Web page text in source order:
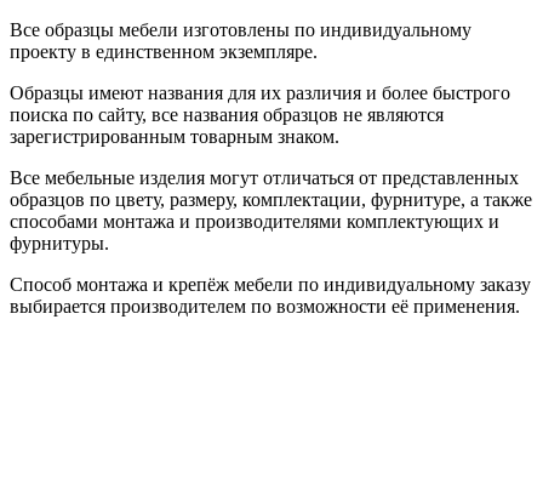
Все образцы мебели изготовлены по индивидуальному
проекту в единственном экземпляре.
Образцы имеют названия для их различия и более быстрого
поиска по сайту, все названия образцов не являются
зарегистрированным товарным знаком.
Все мебельные изделия могут отличаться от представленных
образцов по цвету, размеру, комплектации, фурнитуре, а также
способами монтажа и производителями комплектующих и
фурнитуры.
Способ монтажа и крепёж мебели по индивидуальному заказу
выбирается производителем по возможности её применения.